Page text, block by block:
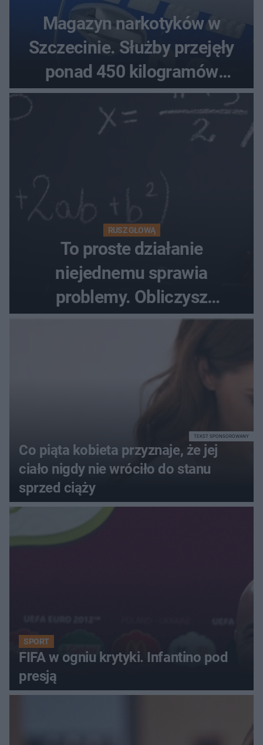
Magazyn narkotyków w
Szczecinie. Służby przejęły
ponad 450 kilogramów
towaru
RUSZ GŁOWĄ
To proste działanie
niejednemu sprawia
problemy. Obliczysz
poprawnie, ile to jest
Co piąta kobieta przyznaje, że jej
ciało nigdy nie wróciło do stanu
sprzed ciąży
TEKST SPONSOROWANY
SPORT
FIFA w ogniu krytyki. Infantino pod
presją